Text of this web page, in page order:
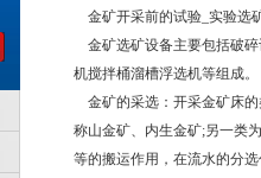
金矿开采前的试验_实验选
金矿选矿设备主要包括破碎
机搅拌桶溜槽浮选机等组成。
金矿的采选：开采金矿床的
称山金矿、内生金矿;另一类
等的搬运作用，在流水的分